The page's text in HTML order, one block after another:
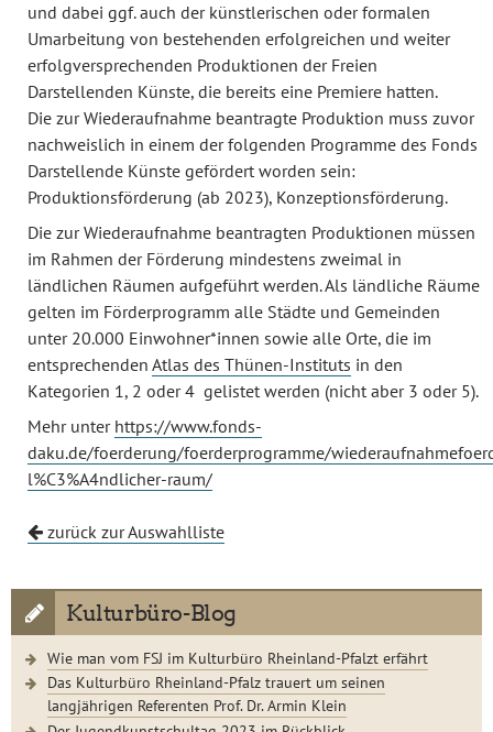
und dabei ggf. auch der künstlerischen oder formalen
Umarbeitung von bestehenden erfolgreichen und weiter
erfolgversprechenden Produktionen der Freien
Darstellenden Künste, die bereits eine Premiere hatten.
Die zur Wiederaufnahme beantragte Produktion muss zuvor
nachweislich in einem der folgenden Programme des Fonds
Darstellende Künste gefördert worden sein:
Produktionsförderung (ab 2023), Konzeptionsförderung.
Die zur Wiederaufnahme beantragten Produktionen müssen
im Rahmen der Förderung mindestens zweimal in
ländlichen Räumen aufgeführt werden. Als ländliche Räume
gelten im Förderprogramm alle Städte und Gemeinden
unter 20.000 Einwohner*innen sowie alle Orte, die im
entsprechenden Atlas des Thünen-Instituts in den
Kategorien 1, 2 oder 4 gelistet werden (nicht aber 3 oder 5).
Mehr unter https://www.fonds-
daku.de/foerderung/foerderprogramme/
l%C3%A4ndlicher-raum/
zurück zur Auswahlliste
Kulturbüro-Blog
Wie man vom FSJ im Kulturbüro Rheinland-Pfalzt erfährt
Das Kulturbüro Rheinland-Pfalz trauert um seinen
langjährigen Referenten Prof. Dr. Armin Klein